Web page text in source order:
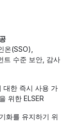
온(SSO),
수준 보안, 감사
대한 즉시 사용 가
위한 ELSER
화를 유지하기 위